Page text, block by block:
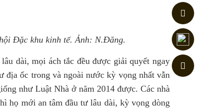
Đặc khu kinh tế. Ảnh: N.Đăng.
dài, mọi ách tắc đều được giải quyết ngay
địa ốc trong và ngoài nước kỳ vọng nhất vẫn
như Luật Nhà ở năm 2014 được. Các nhà
họ mới an tâm đầu tư lâu dài, kỳ vọng dòng